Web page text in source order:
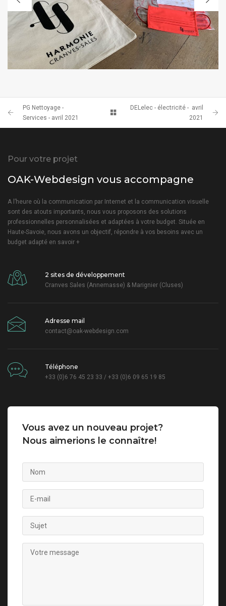
PACK PUBLICITAIRE
PG Nettoyage -
Services - avril 2021
DELelec - électricité - avril
2021
Pour votre projet
OAK-Webdesign vous accompagne
A l’heure où la communication par Internet et la communication visuelle
sont des atouts importants, nous vous proposons des solutions
professionnelles personnalisées et adaptées à votre budget. Située en
Haute-Savoie, nous avons un objectif, répondre à vos besoins avec un
budget adapté en savoir +
2 sites de développement
Cranves Sales (Annemasse) & Marignier (Cluses)
Adresse mail
contact@oak-webdesign.com
Téléphone
+33 (0)6 76 45 23 33 / +33 (0)6 09 65 19 85
Vous avez un nouveau projet?
Nous aimerions le connaître!